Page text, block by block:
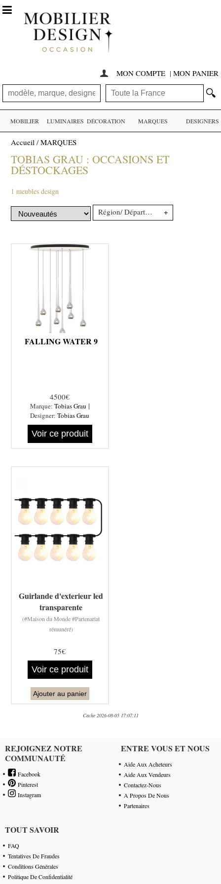
 MON COMPTE | MON PANIER
🔍

MOBILIER LUMINAIRES DÉCORATION MARQUES DESIGNERS
Accueil /MARQUES
TOBIAS GRAU : OCCASIONS ET
DÉSTOCKAGES
1 meubles design
Région/ Département +
FALLING WATER 9
4500€
Marque: Tobias Grau |
Designer:Tobias Grau
Voir ce produit
Guirlande d'exterieur led
transparente
(#Maison du Monde #Partenariat
rémunéré)
75€
Voir ce produit
Ajouter au panier
Cache 2026-08-05 17:07:11
REJOIGNEZ NOTRE
COMMUNAUTÉ
Facebook
Pinterest
Instagram
ENTRE VOUS ET NOUS
Aide Aux Acheteurs
Aide Aux Vendeurs
Contactez-Nous
A Propos De Nous
Partenaires
TOUT SAVOIR
FAQ
Tentatives De Fraudes
Conditions Générales
Politique De Confidentialité